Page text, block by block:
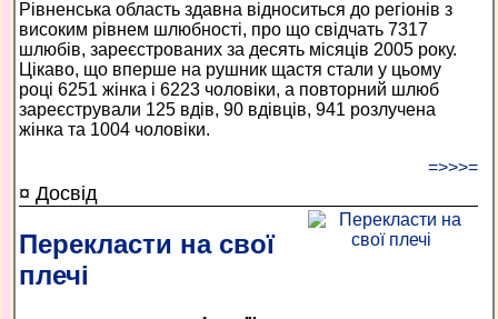
Рівненська область здавна відноситься до регіонів з
високим рівнем шлюбності, про що свідчать 7317
шлюбів, зареєстрованих за десять місяців 2005 року.
Цікаво, що вперше на рушник щастя стали у цьому
році 6251 жінка і 6223 чоловіки, а повторний шлюб
зареєстрували 125 вдів, 90 вдівців, 941 розлучена
жінка та 1004 чоловіки.
=>>>=
¤ Досвід
Перекласти на свої
плечі